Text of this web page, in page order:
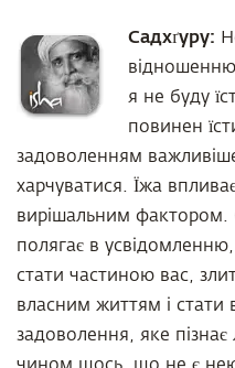
Садхґуру:
відношенню
я не буду
повинен
задоволенням
харчуватися. Їжа
вирішальним фактором.
полягає в
стати частиною вас,
власним життям і
задоволення, яке